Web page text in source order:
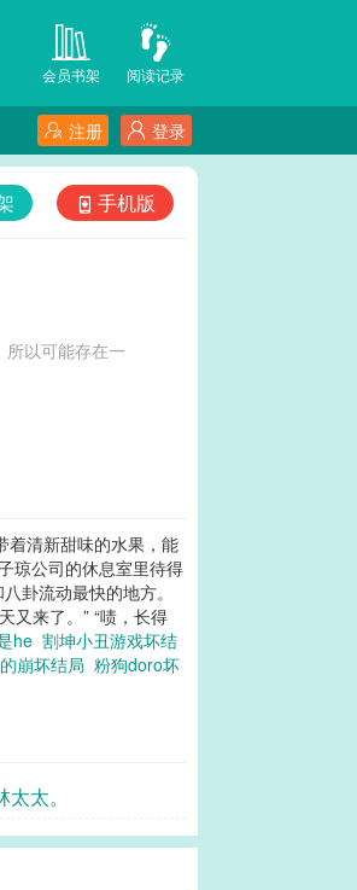
阅读记录
会员书架
登录
注册
手机版
所以可能存在一
着清新甜味的水果，能
琼公司的休息室里待得
卦流动最快的地方。
又来了。” “啧，长得
he 割坤小丑游戏坏结
崩坏结局 粉狗doro坏
太。